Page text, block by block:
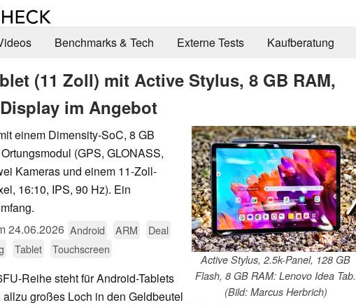
Benchmarks & Tech Externe Tests Kaufberatung
(11 Zoll) mit Active Stylus, 8 GB RAM,
im Angebot
Active Stylus, 2.5k-Panel, 128 GB
Flash, 8 GB RAM: Lenovo Idea Tab.
(Bild: Marcus Herbrich)
einem Dimensity-SoC, 8 GB
(GPS, GLONASS,
Kameras und einem 11-Zoll-
16:10, IPS, 90 Hz). Ein
24.06.2026 Android ARM
Deal
Tablet Touchscreen
Reihe steht für Android-Tablets
großes Loch in den Geldbeutel